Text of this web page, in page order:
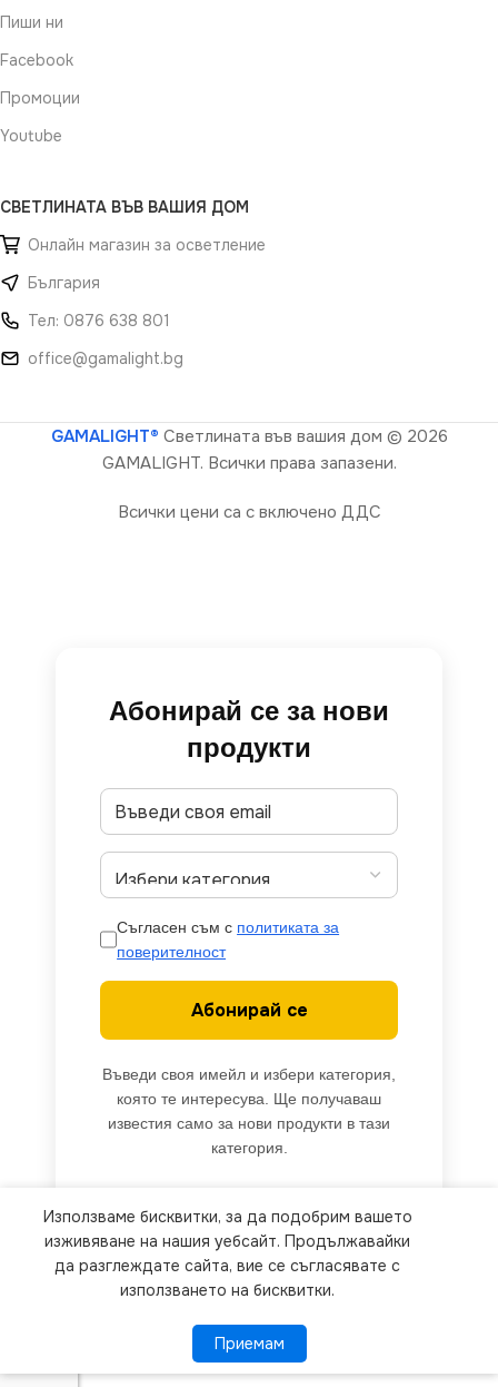
Пиши ни
Facebook
Промоции
Youtube
СВЕТЛИНАТА ВЪВ ВАШИЯ ДОМ
Онлайн магазин за осветление
България
Тел: 0876 638 801
office@gamalight.bg
GAMALIGHT® Светлината във вашия дом © 2026
GAMALIGHT. Всички права запазени.
Всички цени са с включено ДДС
Абонирай се за нови
продукти
Съгласен съм с политиката за
поверителност
Абонирай се
Въведи своя имейл и избери категория,
която те интересува. Ще получаваш
известия само за нови продукти в тази
категория.
We use cookies to improve your experience on our
website. By browsing this website, you agree to
our use of cookies.
ПОВЕЧЕ ИНФОРМАЦИЯ
LED
Използваме бисквитки, за да подобрим вашето
изживяване на нашия уебсайт. Продължавайки
да разглеждате сайта, вие се съгласявате с
използването на бисквитки.
Приемам